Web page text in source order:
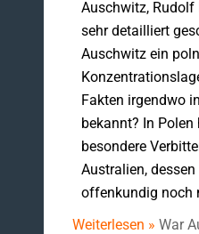
Auschwitz, Rudolf
sehr detailliert
Auschwitz ein
Fakten irgendwo
bekannt? In
besondere
Australien, dessen
offenkundig noch
Weiterlesen » War